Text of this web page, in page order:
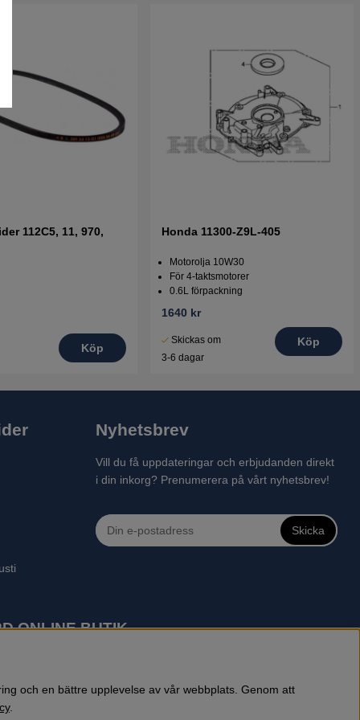
112C5, 11, 970,
Köp
Honda 11300-Z9L-405
Motorolja 10W30
För 4-taktsmotorer
0.6L förpackning
1640 kr
Skickas om
3-6 dagar
Köp
Nyhetsbrev
Vill du få uppdateringar och erbjudanden direkt
i din inkorg? Prenumerera på vårt nyhetsbrev!
Skicka
ONLINE BUTIK
motorsågar, röjsågar, trimmers, riders,
och en bättre upplevelse av vår webbplats. Genom att
.